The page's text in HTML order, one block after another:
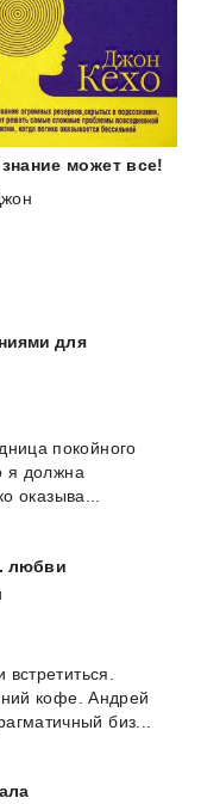
может все!
для
покойного
я должна
оказыва...
любви
встретиться.
кофе. Андрей
биз...